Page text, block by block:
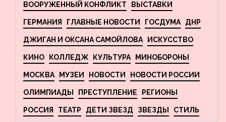
ВООРУЖЕННЫЙ КОНФЛИКТ ВЫСТАВКИ
ГЕРМАНИЯ ГЛАВНЫЕ НОВОСТИ ГОСДУМА ДНР
ДЖИГАН И ОКСАНА САМОЙЛОВА ИСКУССТВО
КИНО КОЛЛЕДЖ КУЛЬТУРА МИНОБОРОНЫ
МОСКВА МУЗЕИ НОВОСТИ НОВОСТИ РОССИИ
ОЛИМПИАДЫ ПРЕСТУПЛЕНИЕ РЕГИОНЫ
РОССИЯ ТЕАТР ДЕТИ ЗВЕЗД ЗВЕЗДЫ СТИЛЬ